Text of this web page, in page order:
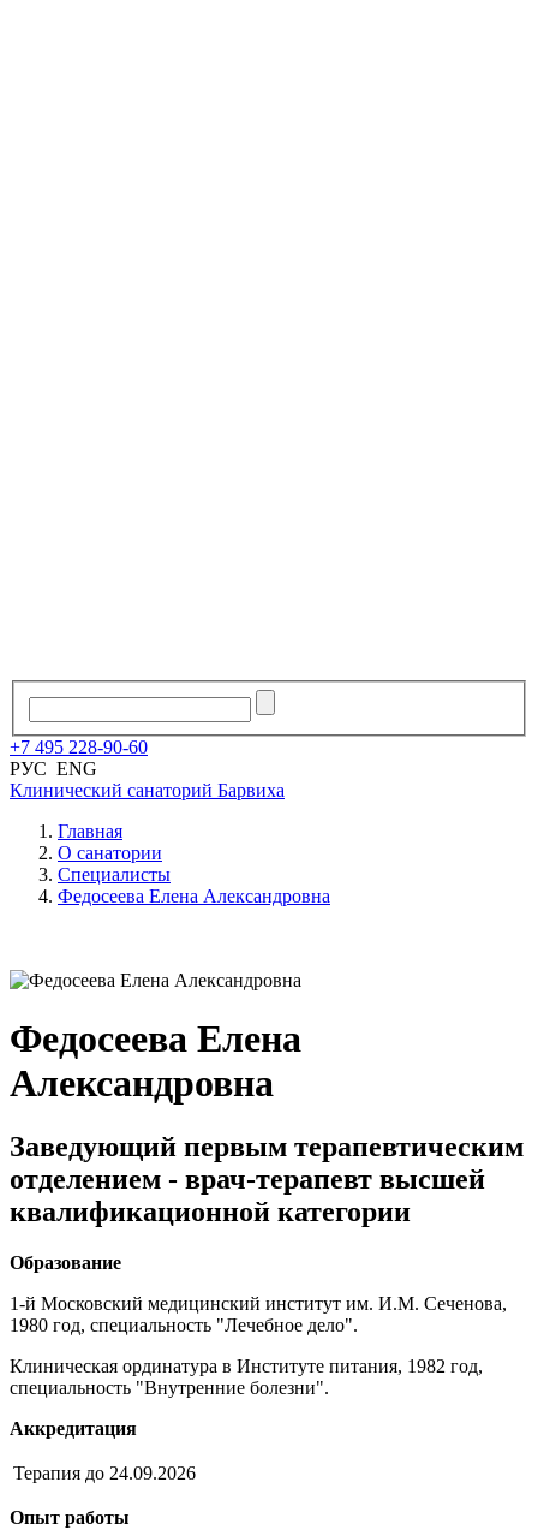
+7 495 228-90-60
РУС ENG
Клинический санаторий Барвиха
Главная
О санатории
Специалисты
Федосеева Елена Александровна
Федосеева Елена
Александровна
Заведующий первым терапевтическим
отделением - врач-терапевт высшей
квалификационной категории
Образование
1-й Московский медицинский институт им. И.М. Сеченова,
1980 год, специальность "Лечебное дело".
Клиническая ординатура в Институте питания, 1982 год,
специальность "Внутренние болезни".
Аккредитация
Терапия до 24.09.2026
Опыт работы